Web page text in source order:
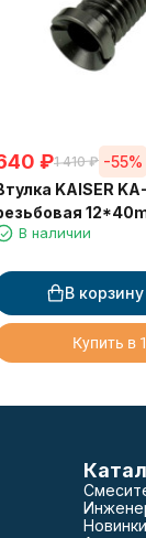
₽1 410 ₽ -55%
KAISER
3 1/2"х 40
В наличии
В корзину
Купить в
Новинки